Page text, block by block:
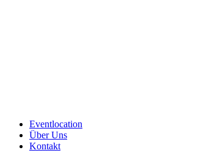
Eventlocation
Über Uns
Kontakt